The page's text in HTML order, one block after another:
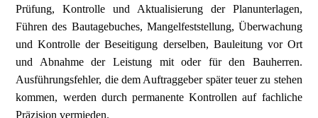
Prüfung, Kontrolle und Aktualisierung der Planunterlagen,
Führen des Bautagebuches, Mangelfeststellung, Überwachung
und Kontrolle der Beseitigung derselben, Bauleitung vor Ort
und Abnahme der Leistung mit oder für den Bauherren.
Ausführungsfehler, die dem Auftraggeber später teuer zu stehen
kommen, werden durch permanente Kontrollen auf fachliche
Präzision vermieden.